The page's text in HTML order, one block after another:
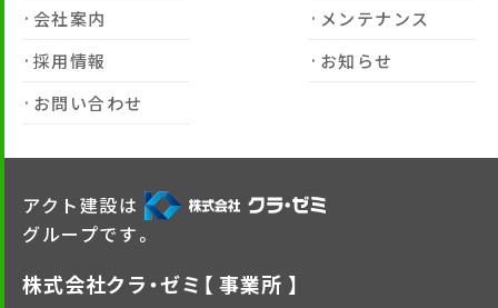
会社案内
メンテナンス
採用情報
お知らせ
お問い合わせ
アクト建設は
グループです。
株式会社クラ・ゼミ【 事業所 】